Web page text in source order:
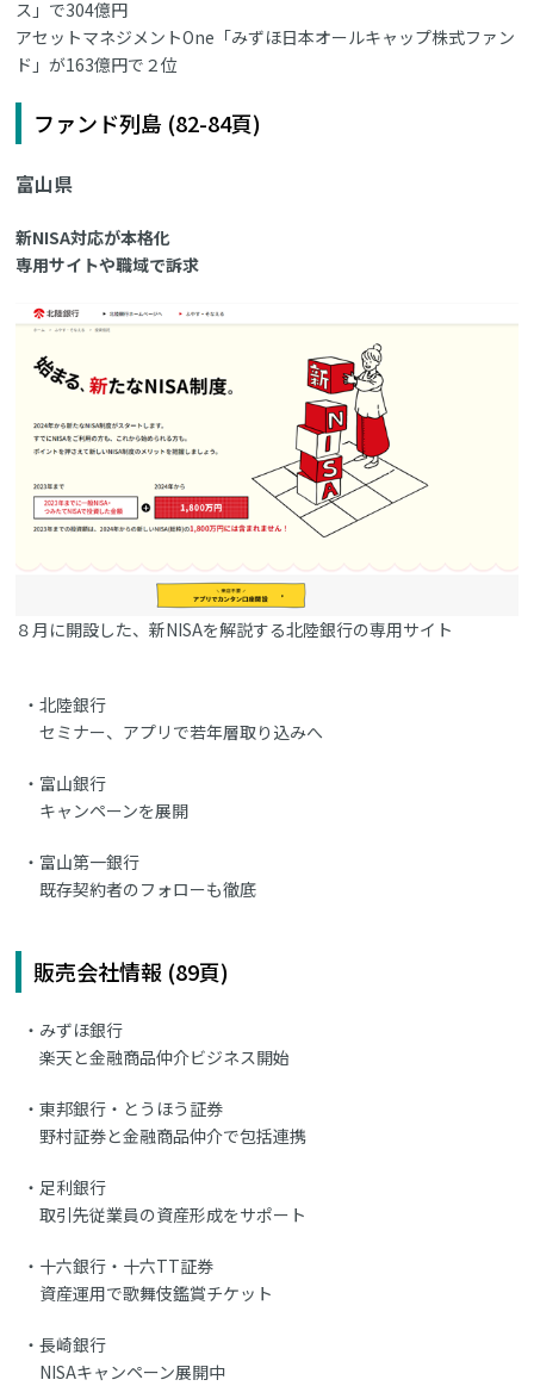
ス」で304億円
アセットマネジメントOne「みずほ日本オールキャップ株式ファン
ド」が163億円で２位
ファンド列島 (82-84頁)
富山県
新NISA対応が本格化
専用サイトや職域で訴求
８月に開設した、新NISAを解説する北陸銀行の専用サイト
北陸銀行
セミナー、アプリで若年層取り込みへ
富山銀行
キャンペーンを展開
富山第一銀行
既存契約者のフォローも徹底
販売会社情報 (89頁)
みずほ銀行
楽天と金融商品仲介ビジネス開始
東邦銀行・とうほう証券
野村証券と金融商品仲介で包括連携
足利銀行
取引先従業員の資産形成をサポート
十六銀行・十六TT証券
資産運用で歌舞伎鑑賞チケット
長崎銀行
NISAキャンペーン展開中